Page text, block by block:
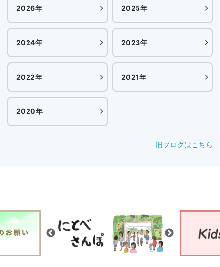
2026年 2025年
2024年 2023年
2022年 2021年
2020年
旧ブログはこちら